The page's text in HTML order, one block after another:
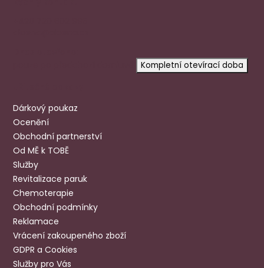
Kompletní otevírací doba
Dárkový poukaz
Ocenění
Obchodní partnerství
Od MĚ k TOBĚ
Služby
Revitalizace paruk
Chemoterapie
Obchodní podmínky
Reklamace
Vrácení zakoupeného zboží
GDPR a Cookies
Služby pro Vás